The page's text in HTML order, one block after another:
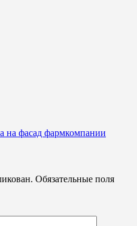
на фасад фармкомпании
Обязательные поля